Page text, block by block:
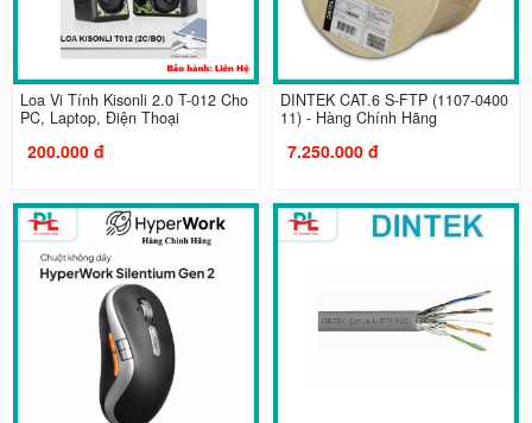
Loa Vi Tính Kisonli 2.0 T-012 Cho
PC, Laptop, Điện Thoại
200.000 đ
DINTEK CAT.6 S-FTP (1107-0400
11) - Hàng Chính Hãng
7.250.000 đ